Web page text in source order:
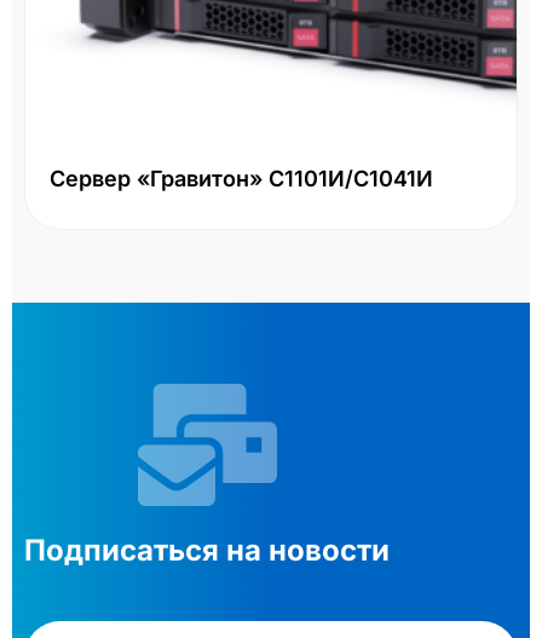
Сервер «Гравитон» С1101И/С1041И
Подписаться на новости